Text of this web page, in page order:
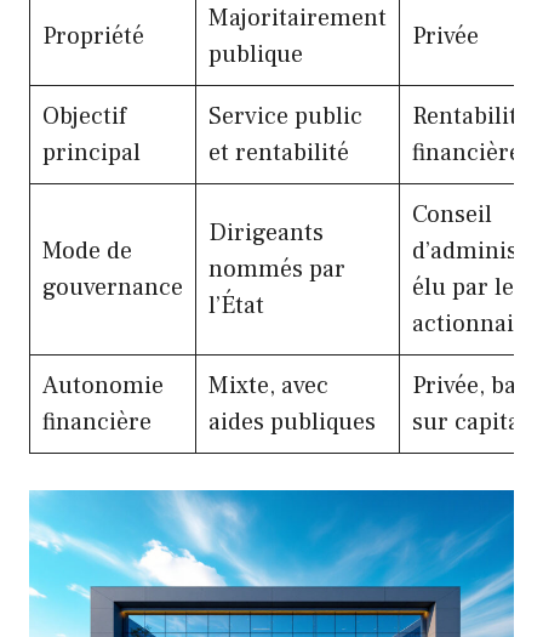
Propriété
Majoritairement
publique
Privée
Objectif
principal
Service public
et rentabilité
Rentabilité
financière
Mode de
gouvernance
Dirigeants
nommés par
l’État
Conseil
élu par les
Autonomie
financière
Mixte, avec
aides publiques
Privée,
sur capital